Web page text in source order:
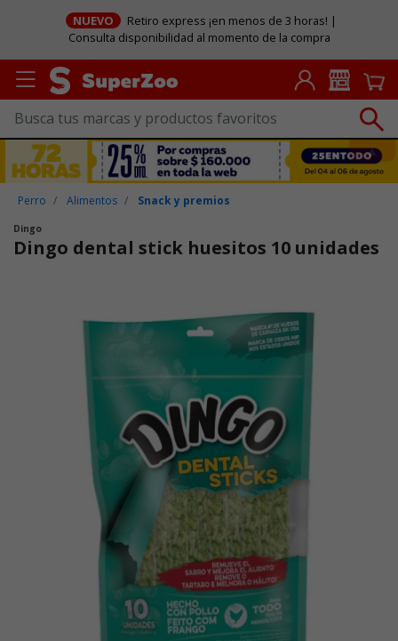
NUEVO
Retiro express ¡en menos de 3 horas! |
Consulta disponibilidad al momento de la compra
Perro Alimentos Snack y premios
Dingo
Dingo dental stick huesitos 10 unidades